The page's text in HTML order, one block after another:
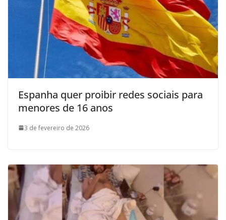
Espanha quer proibir redes sociais para
menores de 16 anos
3 de fevereiro de 2026